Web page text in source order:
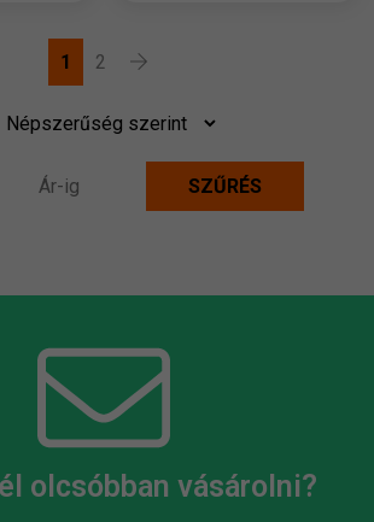
1 2
olcsóbban vásárolni?